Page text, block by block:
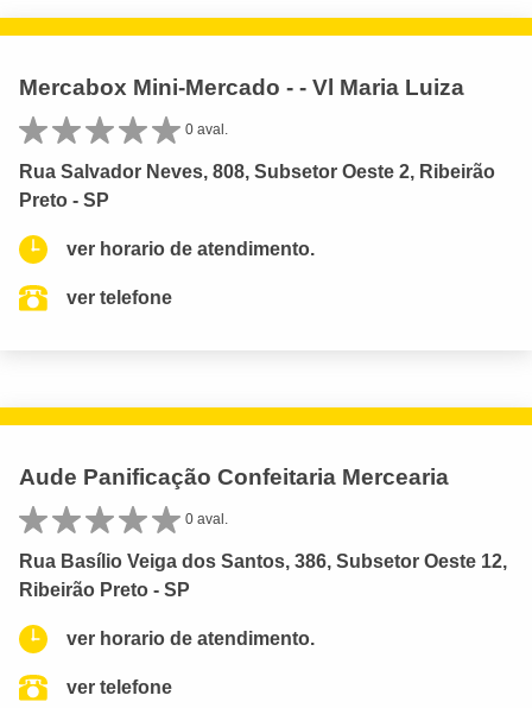
Mercabox Mini-Mercado - - Vl Maria Luiza
0 aval.
Rua Salvador Neves, 808, Subsetor Oeste 2, Ribeirão
Preto - SP
ver horario de atendimento.
ver telefone
Aude Panificação Confeitaria Mercearia
0 aval.
Rua Basílio Veiga dos Santos, 386, Subsetor Oeste 12,
Ribeirão Preto - SP
ver horario de atendimento.
ver telefone